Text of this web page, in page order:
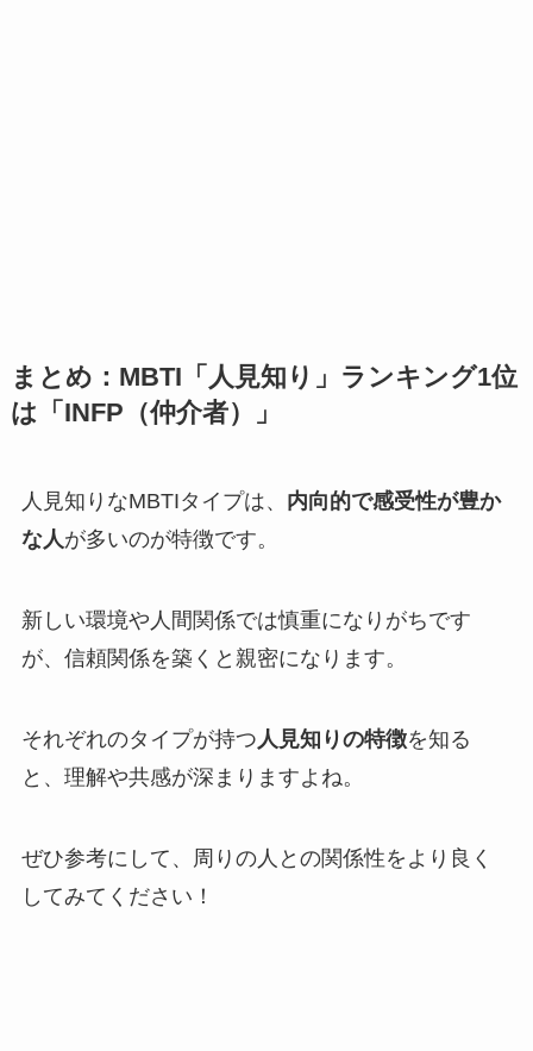
まとめ：MBTI「人見知り」ランキング1位
は「INFP（仲介者）」
人見知りなMBTIタイプは、 内向的で感受性が豊か
な人が多いのが特徴です。
新しい環境や人間関係では慎重になりがちです
が、信頼関係を築くと親密になります。
それぞれのタイプが持つ 人見知りの特徴を知る
と、理解や共感が深まりますよね。
ぜひ参考にして、周りの人との関係性をより良く
してみてください！